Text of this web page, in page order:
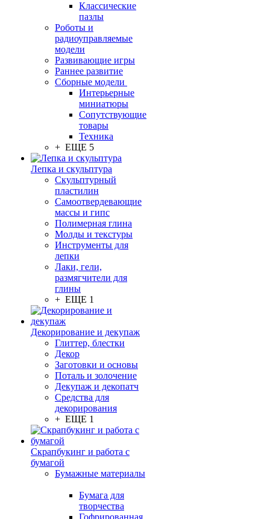
Классические
пазлы
Роботы и
радиоуправляемые
модели
Развивающие игры
Раннее развитие
Сборные модели
Интерьерные
миниатюры
Сопутствующие
товары
Техника
+ ЕЩЕ 5
Лепка и скульптура
Скульптурный
пластилин
Самоотвердевающие
массы и гипс
Полимерная глина
Молды и текстуры
Инструменты для
лепки
Лаки, гели,
размягчители для
глины
+ ЕЩЕ 1
Декорирование и декупаж
Глиттер, блестки
Декор
Заготовки и основы
Поталь и золочение
Декупаж и декопатч
Средства для
декорирования
+ ЕЩЕ 1
Скрапбукинг и работа с
бумагой
Бумажные материалы
Бумага для
творчества
Гофрированная